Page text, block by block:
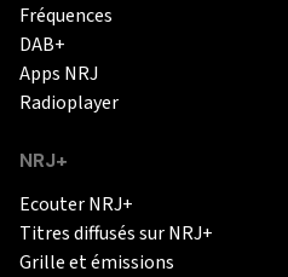
Fréquences
DAB+
Apps NRJ
Radioplayer
NRJ+
Ecouter NRJ+
Titres diffusés sur NRJ+
Grille et émissions